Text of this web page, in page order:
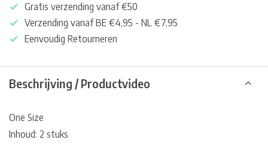
Gratis verzending vanaf €50
Verzending vanaf BE €4,95 - NL €7,95
Eenvoudig Retourneren
Beschrijving / Productvideo
One Size
Inhoud: 2 stuks